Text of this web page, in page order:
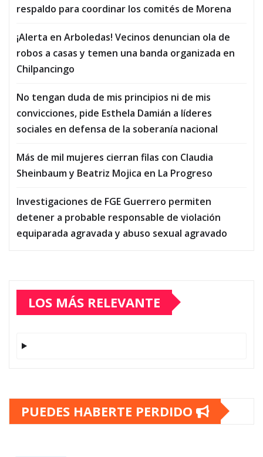
respaldo para coordinar los comités de Morena
¡Alerta en Arboledas! Vecinos denuncian ola de
robos a casas y temen una banda organizada en
Chilpancingo
No tengan duda de mis principios ni de mis
convicciones, pide Esthela Damián a líderes
sociales en defensa de la soberanía nacional
Más de mil mujeres cierran filas con Claudia
Sheinbaum y Beatriz Mojica en La Progreso
Investigaciones de FGE Guerrero permiten
detener a probable responsable de violación
equiparada agravada y abuso sexual agravado
LOS MÁS RELEVANTE
PUEDES HABERTE PERDIDO